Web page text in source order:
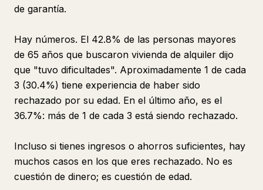
de garantía.
Hay números. El 42.8% de las personas mayores
de 65 años que buscaron vivienda de alquiler dijo
que "tuvo dificultades". Aproximadamente 1 de cada
3 (30.4%) tiene experiencia de haber sido
rechazado por su edad. En el último año, es el
36.7%: más de 1 de cada 3 está siendo rechazado.
Incluso si tienes ingresos o ahorros suficientes, hay
muchos casos en los que eres rechazado. No es
cuestión de dinero; es cuestión de edad.